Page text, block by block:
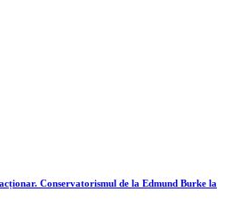
Conservatorismul de la Edmund Burke la